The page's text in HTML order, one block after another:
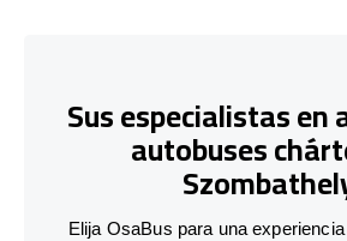
Sus especialistas en
autobuses
Elija OsaBus para una